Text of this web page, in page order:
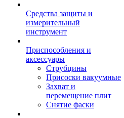
Средства защиты и
измерительный
инструмент
Приспособления и
аксессуары
Струбцины
Присоски вакуумные
Захват и
перемещение плит
Снятие фаски